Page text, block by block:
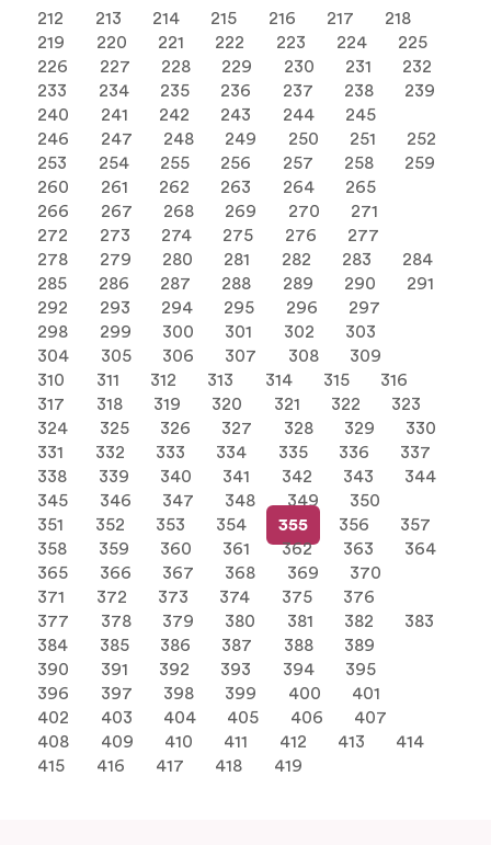
212
213 214 215 216 217
218
219
220 221 222 223 224
225
226
227 228 229 230 231
232
233
234 235 236 237 238
239
240
241 242 243 244
245
246
247 248 249 250 251
252
253
254 255 256 257 258
259
260
261 262 263 264
265
266
267 268 269 270
271
272
273 274 275 276
277
278
279 280 281 282 283
284
285
286 287 288 289 290
291
292
293 294 295 296
297
298
299 300 301 302
303
304
305 306 307 308
309
310
311 312 313 314 315
316
317
318 319 320 321 322
323
324
325 326 327 328 329
330
331
332 333 334 335 336
337
338
339 340 341 342 343
344
345
346 347 348 349
350
351
352 353 354 355 356
357
358
359 360 361 362 363
364
365
366 367 368 369
370
371
372 373 374 375
376
377
378 379 380 381 382
383
384
385 386 387 388
389
390
391 392 393 394
395
396
397 398 399 400
401
402
403 404 405 406
407
408
409 410 411 412 413
414
415
416 417 418 419